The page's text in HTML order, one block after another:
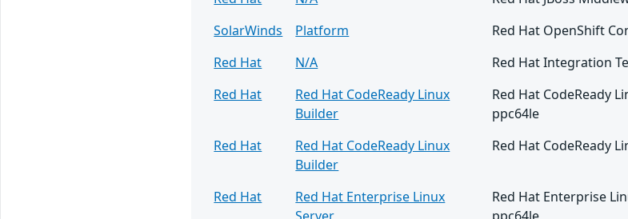
SolarWinds
Platform
Red Hat OpenShift
Red Hat
N/A
Red Hat Integration
Red Hat
Red Hat CodeReady Linux
Builder
Red Hat CodeReady
ppc64le
Red Hat
Red Hat CodeReady Linux
Builder
Red Hat CodeReady
Red Hat
Red Hat Enterprise Linux
Red Hat Enterprise